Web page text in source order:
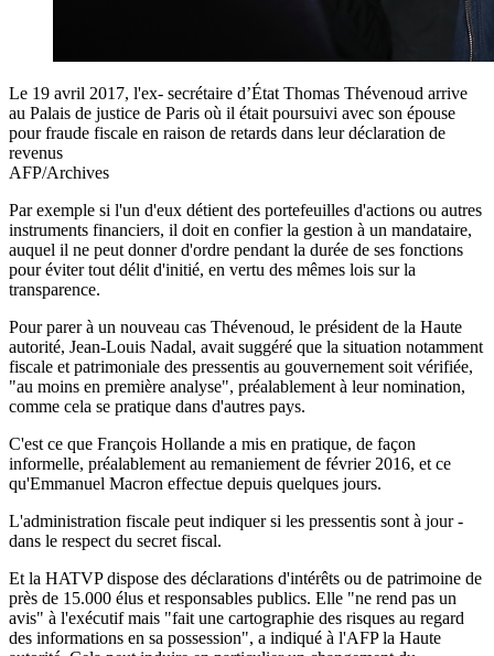
Le 19 avril 2017, l'ex- secrétaire d’État Thomas Thévenoud arrive
au Palais de justice de Paris où il était poursuivi avec son épouse
pour fraude fiscale en raison de retards dans leur déclaration de
revenus
AFP/Archives
Par exemple si l'un d'eux détient des portefeuilles d'actions ou autres
instruments financiers, il doit en confier la gestion à un mandataire,
auquel il ne peut donner d'ordre pendant la durée de ses fonctions
pour éviter tout délit d'initié, en vertu des mêmes lois sur la
transparence.
Pour parer à un nouveau cas Thévenoud, le président de la Haute
autorité, Jean-Louis Nadal, avait suggéré que la situation notamment
fiscale et patrimoniale des pressentis au gouvernement soit vérifiée,
"au moins en première analyse", préalablement à leur nomination,
comme cela se pratique dans d'autres pays.
C'est ce que François Hollande a mis en pratique, de façon
informelle, préalablement au remaniement de février 2016, et ce
qu'Emmanuel Macron effectue depuis quelques jours.
L'administration fiscale peut indiquer si les pressentis sont à jour -
dans le respect du secret fiscal.
Et la HATVP dispose des déclarations d'intérêts ou de patrimoine de
près de 15.000 élus et responsables publics. Elle "ne rend pas un
avis" à l'exécutif mais "fait une cartographie des risques au regard
des informations en sa possession", a indiqué à l'AFP la Haute